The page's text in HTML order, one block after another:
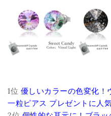
1位 優しいカラーの色変化！
一粒ピアス プレゼントに人